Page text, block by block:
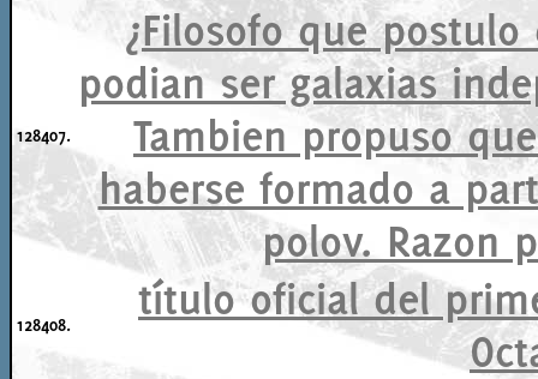
128407.
¿Filosofo que
podian ser galaxias
Tambien propuso
haberse formado a
polov. Razon
128408.
título oficial del